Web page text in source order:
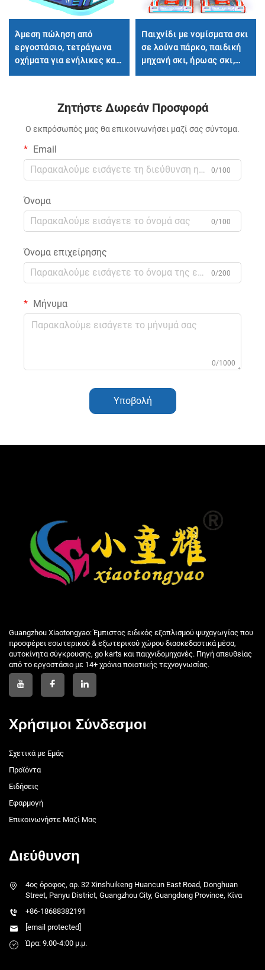
Άμεση πώληση από
εργοστάσιο, τετράγωνα
οχήματα για ενήλικες και
γονέα-παιδιού από ίνες
γυαλιού, οχήματα με
μουσική
Παιχνίδι με νομίσματα σκι
σε λούνα πάρκο, παιδική
μηχανή σκι, ήρωας σκι,
Ζητήστε Δωρεάν Προσφορά
Ο εκπρόσωπός μας θα επικοινωνήσει μαζί σας σύντομα.
Email
0/100
Όνομα
0/100
Όνομα επιχείρησης
0/200
Μήνυμα
0/1000
Υποβολή
Guangzhou Xiaotongyao: Έμπιστος ειδικός εξοπλισμού ψυχαγωγίας που
προσφέρει εσωτερικού & εξωτερικού χώρου διασκεδαστικά μέσα,
αυτοκίνητα σύγκρουσης, go karts και παιχνιδομηχανές. Πηγή απευθείας
από το εργοστάσιο με 14+ χρόνια ποιοτικής τεχνογνωσίας.
Χρήσιμοι Σύνδεσμοι
Σχετικά με Εμάς
Προϊόντα
Ειδήσεις
Εφαρμογή
Επικοινωνήστε Μαζί Μας
Διεύθυνση
4ος όροφος, αρ. 32 Xinshuikeng Huancun East Road, Donghuan
Street, Panyu District, Guangzhou City, Guangdong Province, Κίνα
+86-18688382191
[email protected]
Ώρα: 9.00-4:00 μ.μ.